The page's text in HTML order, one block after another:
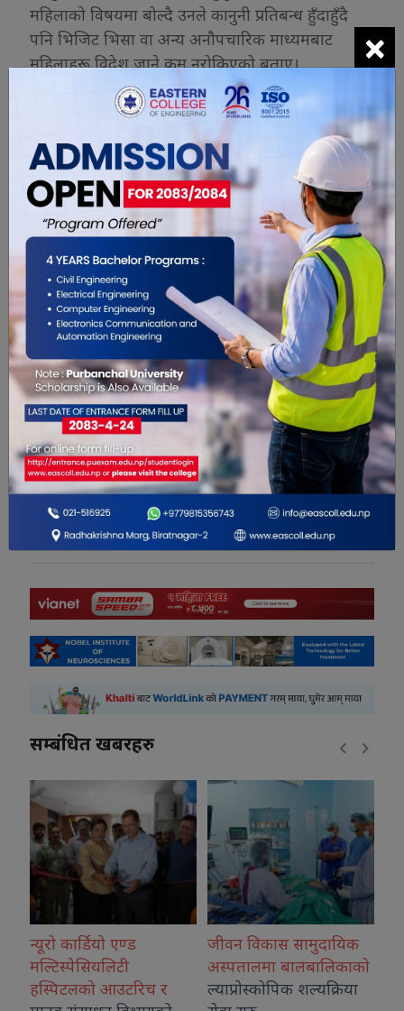
महिलाको विषयमा बोल्दै उनले कानुनी प्रतिबन्ध हुँदाहुँदै
पनि भिजिट भिसा वा अन्य अनौपचारिक माध्यमबाट
महिलाहरू विदेश जाने क्रम नरोकिएको बताए।
अनौपचारिक तथ्याङ्कअनुसार कुवेतमा मात्रै करिब ८० हजार
नेपाली महिला रहेको उल्लेख गर्दै उनले यस विषयमा
पुनर्विचार आवश्यक रहेको संकेत गरे। मन्त्री खनालले राष्ट्रिय
हित, नागरिकको सुरक्षा तथा नेपालको अन्तर्राष्ट्रिय छवि
प्रवद्र्धनलाई केन्द्रमा राखेर परराष्ट्र मन्त्रालयले आगामी दिनमा
पनि प्रभावकारी रूपमा काम गर्ने प्रतिबद्धता व्यक्त गरे।
यो खबर पढेर तपाईलाई कस्तो महसुस
भयो ?
0 0 0 0
0
सम्बंधित खबरहरु
कार्डियो एण्ड
आउटरिच र
जीवन विकास सामुदायिक
अस्पतालमा बालबालिकाको
ल्याप्रोस्कोपिक शल्यक्रिया
कोशीका
नगदसहित
×